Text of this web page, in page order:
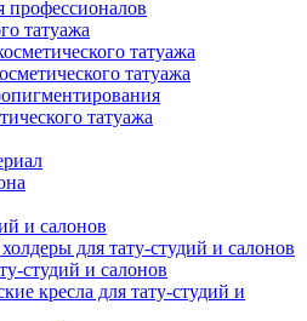
татуажа
татуажа
татуажа
татуажа
и салонов
для тату-студий и салонов
студий и салонов
кресла для тату-студий и